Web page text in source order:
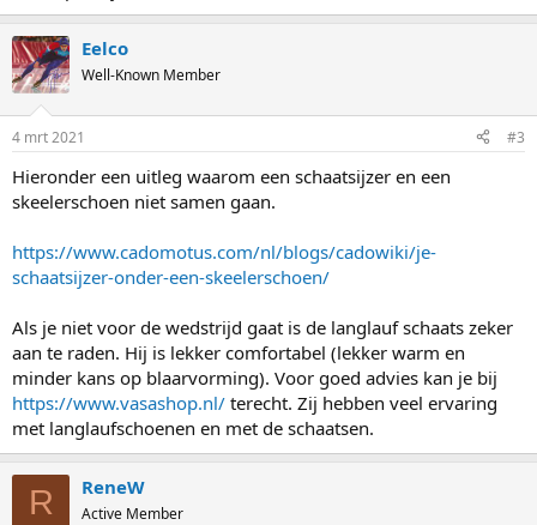
Eelco
Well-Known Member
4 mrt 2021 #3
Hieronder een uitleg waarom een schaatsijzer en een
skeelerschoen niet samen gaan.
https://www.cadomotus.com/nl/blogs/cadowiki/je-
schaatsijzer-onder-een-skeelerschoen/
Als je niet voor de wedstrijd gaat is de langlauf schaats zeker
aan te raden. Hij is lekker comfortabel (lekker warm en
minder kans op blaarvorming). Voor goed advies kan je bij
https://www.vasashop.nl/ terecht. Zij hebben veel ervaring
met langlaufschoenen en met de schaatsen.
R ReneW
Active Member